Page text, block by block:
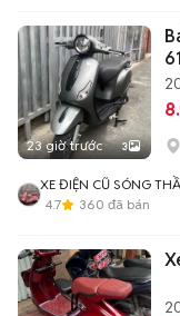
23 giờ trước 3
61
XE ĐIỆN CŨ SÓNG
4.7
360 đã bán